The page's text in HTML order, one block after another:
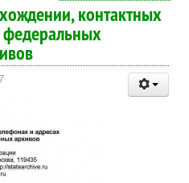
контактных
федеральных